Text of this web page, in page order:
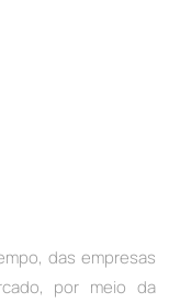
das empresas
por meio da